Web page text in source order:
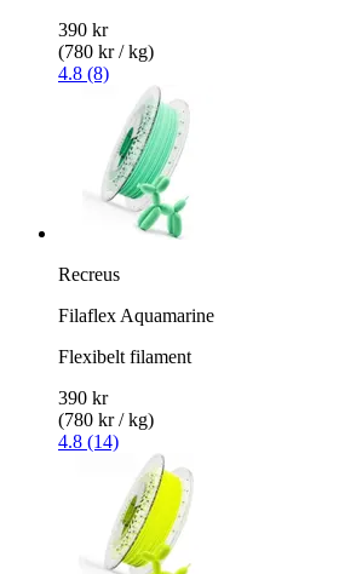
390 kr
(780 kr / kg)
4.8 (8)
Recreus
Filaflex Aquamarine
Flexibelt filament
390 kr
(780 kr / kg)
4.8 (14)